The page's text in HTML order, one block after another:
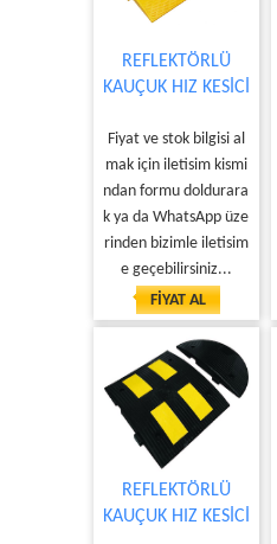
REFLEKTÖRLÜ
KAUÇUK HIZ KESİCİ
Fiyat ve stok bilgisi al
mak için iletisim kismi
ndan formu doldurara
k ya da WhatsApp üze
rinden bizimle iletisim
e geçebilirsiniz...
FİYAT AL
REFLEKTÖRLÜ
KAUÇUK HIZ KESİCİ